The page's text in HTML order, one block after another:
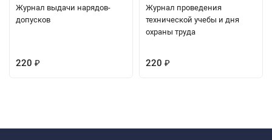
Журнал выдачи нарядов-
допусков
220 ₽
Журнал проведения
технической учебы и дня
охраны труда
220 ₽